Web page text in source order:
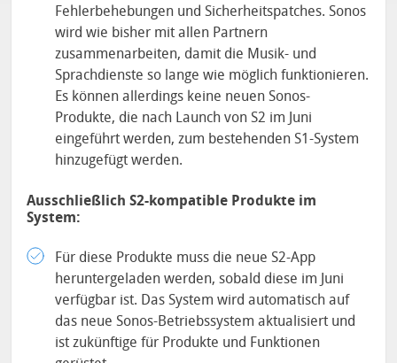
Fehlerbehebungen und Sicherheitspatches. Sonos
wird wie bisher mit allen Partnern
zusammenarbeiten, damit die Musik- und
Sprachdienste so lange wie möglich funktionieren.
Es können allerdings keine neuen Sonos-
Produkte, die nach Launch von S2 im Juni
eingeführt werden, zum bestehenden S1-System
hinzugefügt werden.
Ausschließlich S2-kompatible Produkte im
System:
Für diese Produkte muss die neue S2-App
heruntergeladen werden, sobald diese im Juni
verfügbar ist. Das System wird automatisch auf
das neue Sonos-Betriebssystem aktualisiert und
ist zukünftige für Produkte und Funktionen